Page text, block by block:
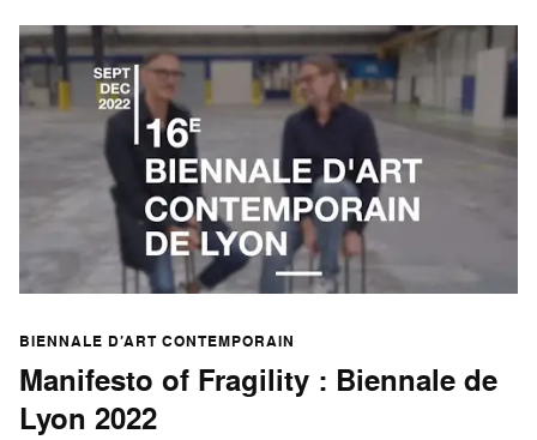
BIENNALE D’ART CONTEMPORAIN
Manifesto of Fragility : Biennale de
Lyon 2022